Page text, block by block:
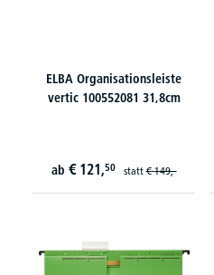
ELBA Organisationsleiste
vertic 100552081 31,8cm
ab € 121,50 statt€ 149,-